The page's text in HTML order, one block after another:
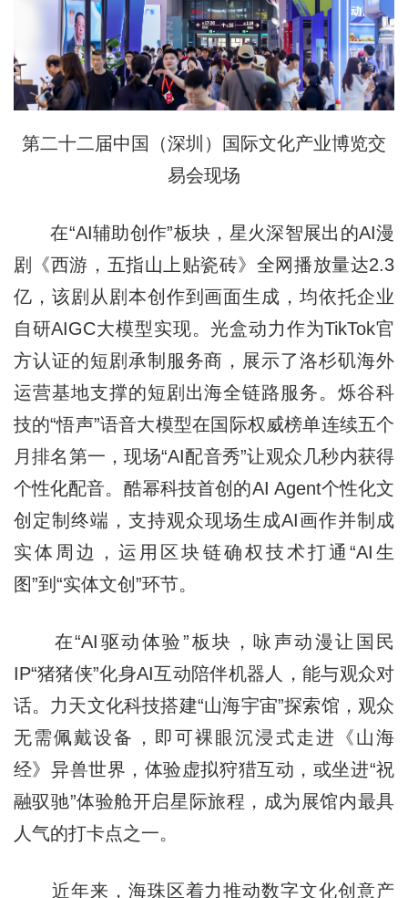
第二十二届中国（深圳）国际文化产业博览交
易会现场
在“AI辅助创作”板块，星火深智展出的AI漫
剧《西游，五指山上贴瓷砖》全网播放量达2.3
亿，该剧从剧本创作到画面生成，均依托企业
自研AIGC大模型实现。光盒动力作为TikTok官
方认证的短剧承制服务商，展示了洛杉矶海外
运营基地支撑的短剧出海全链路服务。烁谷科
技的“悟声”语音大模型在国际权威榜单连续五个
月排名第一，现场“AI配音秀”让观众几秒内获得
个性化配音。酷幂科技首创的AI Agent个性化文
创定制终端，支持观众现场生成AI画作并制成
实体周边，运用区块链确权技术打通“AI生
图”到“实体文创”环节。
在“AI驱动体验”板块，咏声动漫让国民
IP“猪猪侠”化身AI互动陪伴机器人，能与观众对
话。力天文化科技搭建“山海宇宙”探索馆，观众
无需佩戴设备，即可裸眼沉浸式走进《山海
经》异兽世界，体验虚拟狩猎互动，或坐进“祝
融驭驰”体验舱开启星际旅程，成为展馆内最具
人气的打卡点之一。
近年来，海珠区着力推动数字文化创意产